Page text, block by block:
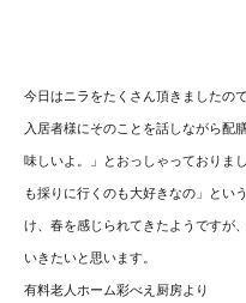
今日はニラをたくさん頂きましたので
入居者様にそのことを話しながら配
味しいよ。」 とおっしゃっておりま
も採りに行くのも大好きなの」とい
け、春を感じられてきたようですが、
いきたいと思います。
有料老人ホーム彩べえ厨房より